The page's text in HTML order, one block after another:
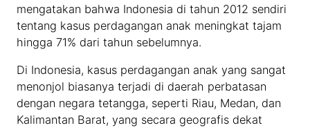
mengatakan bahwa Indonesia di tahun 2012 sendiri
tentang kasus perdagangan anak meningkat tajam
hingga 71% dari tahun sebelumnya.
Di Indonesia, kasus perdagangan anak yang sangat
menonjol biasanya terjadi di daerah perbatasan
dengan negara tetangga, seperti Riau, Medan, dan
Kalimantan Barat, yang secara geografis dekat